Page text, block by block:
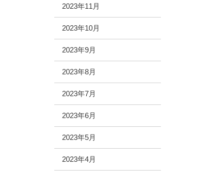
2023年11月
2023年10月
2023年9月
2023年8月
2023年7月
2023年6月
2023年5月
2023年4月